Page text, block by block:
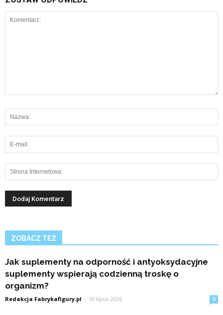
ZOBACZ TEŻ
Jak suplementy na odporność i antyoksydacyjne
suplementy wspierają codzienną troskę o
organizm?
Redakcja Fabrykafigury.pl - 10 lipca 2026 0